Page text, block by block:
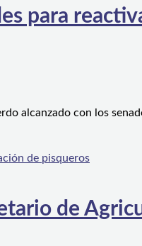
para
alcanzado con los
de